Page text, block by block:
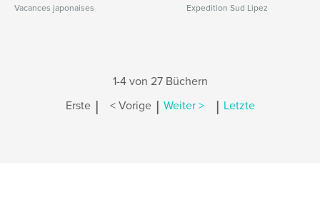
Vacances japonaises Expedition Sud Lipez
1-4 von 27 Büchern
Erste | < Vorige | Weiter > | Letzte